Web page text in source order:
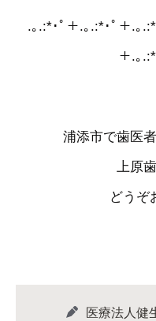
.｡.:*･ﾟ＋.｡.:*･ﾟ＋.｡
＋.｡
浦添市で歯医
上原
どうぞ
医療法人健